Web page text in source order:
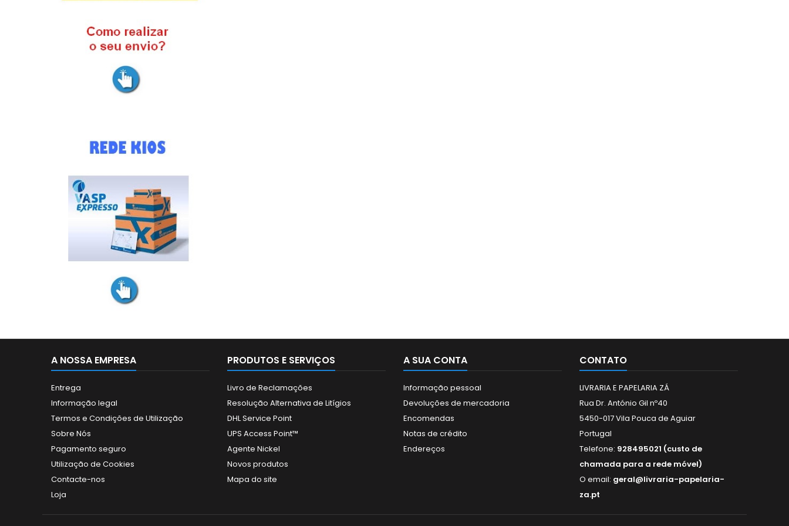
A NOSSA EMPRESA
Entrega
Informação legal
Termos e Condições de Utilização
Sobre Nós
Pagamento seguro
Utilização de Cookies
Contacte-nos
Loja
PRODUTOS E SERVIÇOS
Livro de Reclamações
Resolução Alternativa de Litígios
DHL Service Point
UPS Access Point™
Agente Nickel
Novos produtos
Mapa do site
A SUA CONTA
Informação pessoal
Devoluções de mercadoria
Encomendas
Notas de crédito
Endereços
CONTATO
LIVRARIA E PAPELARIA ZÁ
Rua Dr. António Gil nº40
5450-017 Vila Pouca de Aguiar
Portugal
Telefone: 928495021 (custo de
chamada para a rede móvel)
O email: geral@livraria-papelaria-
za.pt